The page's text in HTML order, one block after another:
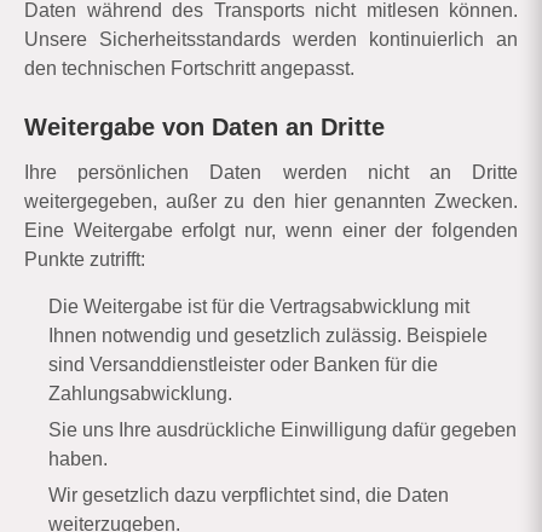
Daten während des Transports nicht mitlesen können.
Unsere Sicherheitsstandards werden kontinuierlich an
den technischen Fortschritt angepasst.
Weitergabe von Daten an Dritte
Ihre persönlichen Daten werden nicht an Dritte
weitergegeben, außer zu den hier genannten Zwecken.
Eine Weitergabe erfolgt nur, wenn einer der folgenden
Punkte zutrifft:
Die Weitergabe ist für die Vertragsabwicklung mit
Ihnen notwendig und gesetzlich zulässig. Beispiele
sind Versanddienstleister oder Banken für die
Zahlungsabwicklung.
Sie uns Ihre ausdrückliche Einwilligung dafür gegeben
haben.
Wir gesetzlich dazu verpflichtet sind, die Daten
weiterzugeben.